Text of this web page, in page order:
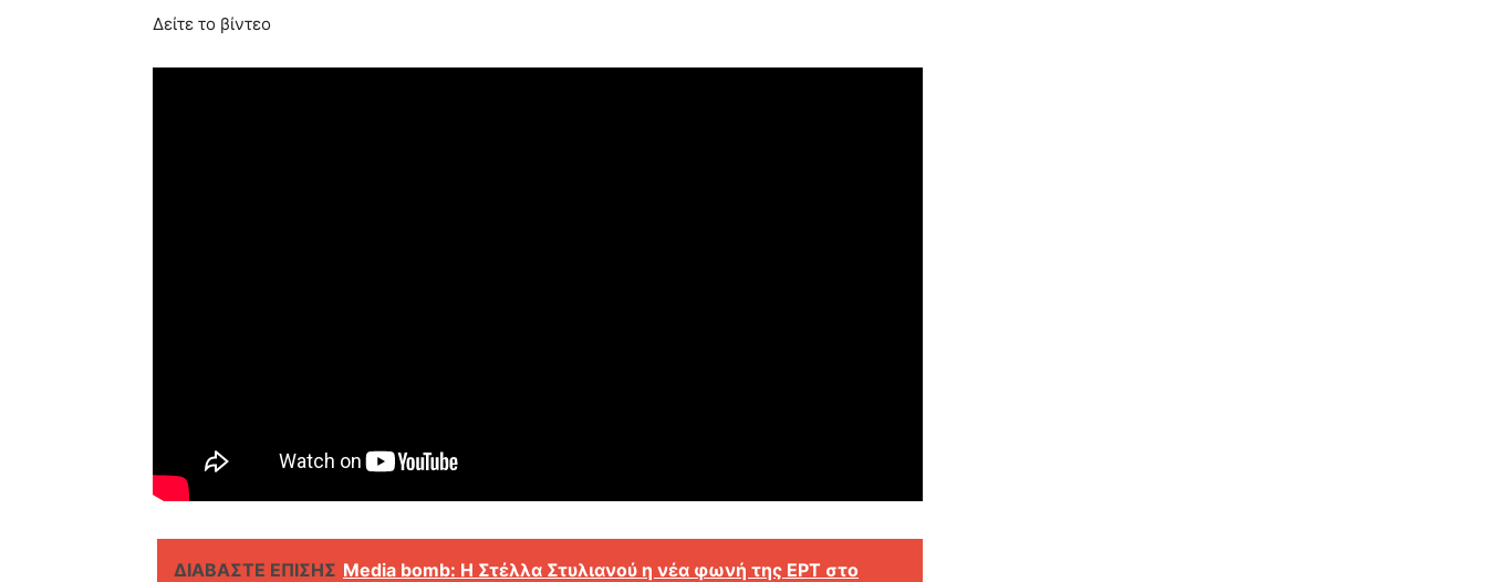
Δείτε το βίντεο
ΔΙΑΒΑΣΤΕ ΕΠΙΣΗΣ Media bomb: Η Στέλλα Στυλιανού η νέα φωνή της ΕΡΤ στο